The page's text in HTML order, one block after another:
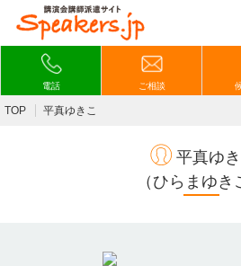
電話 ご相談
TOP 平真ゆきこ
平真ゆ
（ひらまゆき